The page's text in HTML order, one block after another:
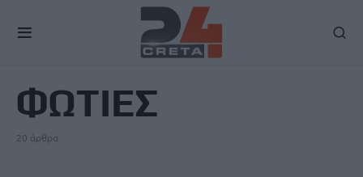
ΦΩΤΙΕΣ
20 άρθρα